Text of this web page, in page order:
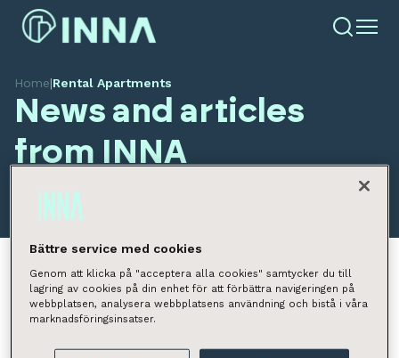
Home|Rental Apartments
News and articles
from INNA
All news Market Reviews
Bättre service med cookies
Genom att klicka på "acceptera alla cookies" samtycker du till
lagring av cookies på din enhet för att förbättra navigeringen på
webbplatsen, analysera webbplatsens användning och bistå i våra
marknadsföringsinsatser.